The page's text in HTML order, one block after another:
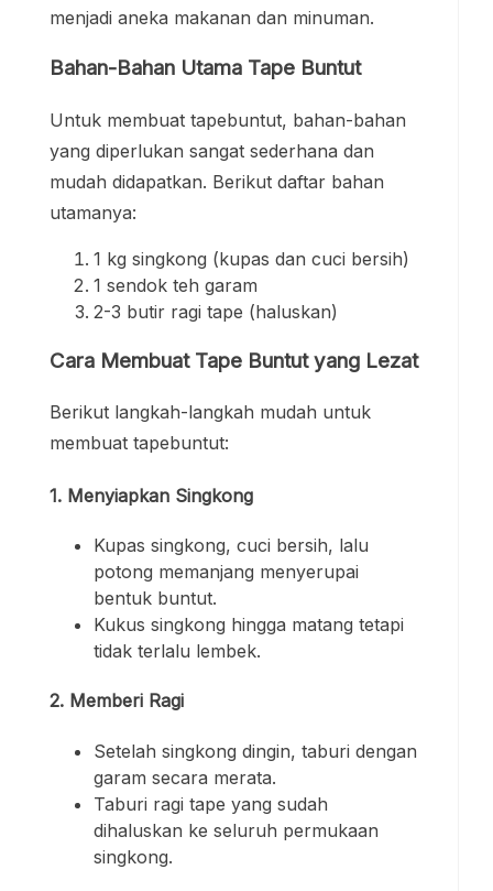
menjadi aneka makanan dan minuman.
Bahan-Bahan Utama Tape Buntut
Untuk membuat tapebuntut, bahan-bahan
yang diperlukan sangat sederhana dan
mudah didapatkan. Berikut daftar bahan
utamanya:
1 kg singkong (kupas dan cuci bersih)
1 sendok teh garam
2-3 butir ragi tape (haluskan)
Cara Membuat Tape Buntut yang Lezat
Berikut langkah-langkah mudah untuk
membuat tapebuntut:
1. Menyiapkan Singkong
Kupas singkong, cuci bersih, lalu
potong memanjang menyerupai
bentuk buntut.
Kukus singkong hingga matang tetapi
tidak terlalu lembek.
2. Memberi Ragi
Setelah singkong dingin, taburi dengan
garam secara merata.
Taburi ragi tape yang sudah
dihaluskan ke seluruh permukaan
singkong.